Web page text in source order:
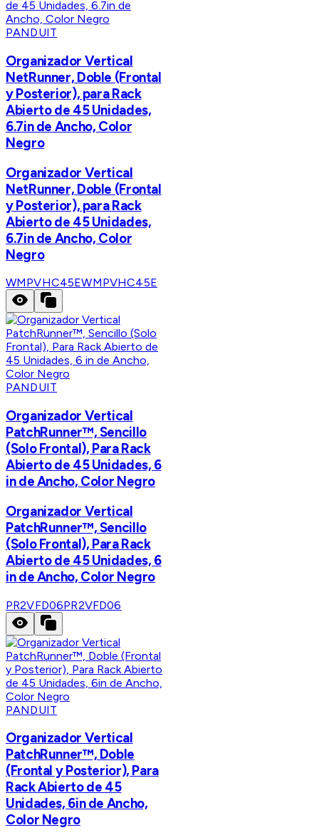
PANDUIT
Organizador Vertical
NetRunner, Doble (Frontal
y Posterior), para Rack
Abierto de 45 Unidades,
6.7in de Ancho, Color
Negro
Organizador Vertical
NetRunner, Doble (Frontal
y Posterior), para Rack
Abierto de 45 Unidades,
6.7in de Ancho, Color
Negro
WMPVHC45EWMPVHC45E
PANDUIT
Organizador Vertical
PatchRunner™, Sencillo
(Solo Frontal), Para Rack
Abierto de 45 Unidades, 6
in de Ancho, Color Negro
Organizador Vertical
PatchRunner™, Sencillo
(Solo Frontal), Para Rack
Abierto de 45 Unidades, 6
in de Ancho, Color Negro
PR2VFD06PR2VFD06
PANDUIT
Organizador Vertical
PatchRunner™, Doble
(Frontal y Posterior), Para
Rack Abierto de 45
Unidades, 6in de Ancho,
Color Negro